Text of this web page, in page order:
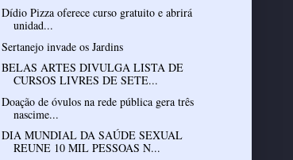
Dídio Pizza oferece curso gratuito e abrirá
unidad...
Sertanejo invade os Jardins
BELAS ARTES DIVULGA LISTA DE
CURSOS LIVRES DE SETE...
Doação de óvulos na rede pública gera três
nascime...
DIA MUNDIAL DA SAÚDE SEXUAL
REUNE 10 MIL PESSOAS N...